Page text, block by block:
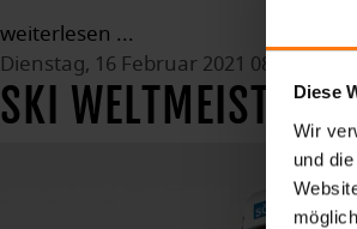
Diese
Wir
und
weiterlesen ...
Dienstag, 16 Februar 2021 08:52
SKI